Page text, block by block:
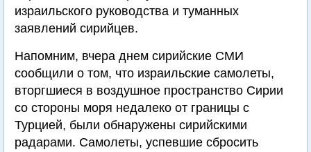
израильского руководства и туманных
заявлений сирийцев.
Напомним, вчера днем сирийские СМИ
сообщили о том, что израильские самолеты,
вторгшиеся в воздушное пространство Сирии
со стороны моря недалеко от границы с
Турцией, были обнаружены сирийскими
радарами. Самолеты, успевшие сбросить